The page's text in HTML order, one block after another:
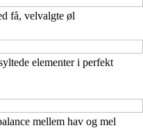
få, velvalgte øl
elementer i perfekt
mellem hav og mel